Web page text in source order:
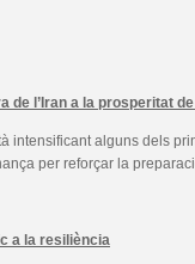
l’Iran a la prosperitat
intensificant alguns dels
per reforçar la
a la resiliència